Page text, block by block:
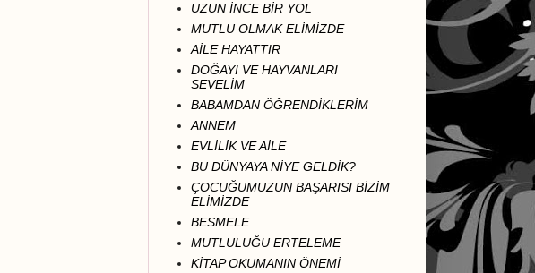
UZUN İNCE BİR YOL
MUTLU OLMAK ELİMİZDE
AİLE HAYATTIR
DOĞAYI VE HAYVANLARI
SEVELİM
BABAMDAN ÖĞRENDİKLERİM
ANNEM
EVLİLİK VE AİLE
BU DÜNYAYA NİYE GELDİK?
ÇOCUĞUMUZUN BAŞARISI BİZİM
ELİMİZDE
BESMELE
MUTLULUĞU ERTELEME
KİTAP OKUMANIN ÖNEMİ